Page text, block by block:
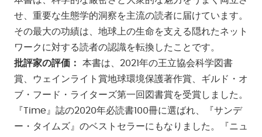
せ、重要な生態学的洞察を主流の読者に届けています。
その最大の功績は、地球上の生命を支える隠れたネット
ワークに対する読者の認識を転換したことです。
批評家の評価：
本書は、2021年の王立協会科学図書
賞、ウェインライト賞地球環境保護著作賞、ギルド・オ
ブ・フード・ライターズ第一回図書賞を受賞しました。
『Time』誌の2020年必読書100冊に選ばれ、『サンデ
ー・タイムズ』のベストセラーにもなりました。『ニュ